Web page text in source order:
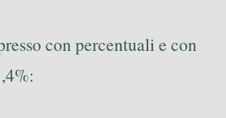
con percentuali e con